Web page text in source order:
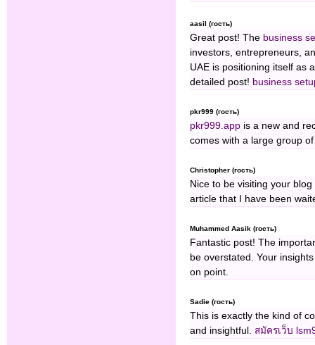
aasil (гость)
Great post! The business
investors, entrepreneurs,
UAE is positioning itself as
detailed post! business
pkr999 (гость)
pkr999.app is a new and
comes with a large group
Christopher (гость)
Nice to be visiting your
article that I have been
Muhammed Aasik (гость)
Fantastic post! The
be overstated. Your
on point.
Sadie (гость)
This is exactly the kind of
and insightful. สมัครเว็บ